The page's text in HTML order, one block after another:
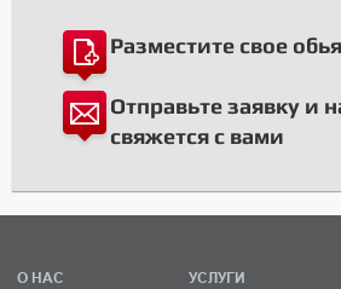
Разместите свое
Отправьте заявку и
свяжется с вами
О НАС
УСЛУГИ